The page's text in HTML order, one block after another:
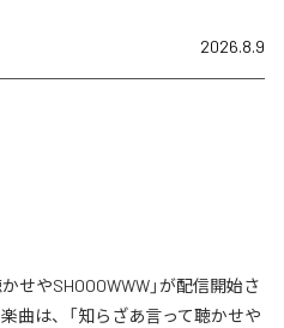
2026.8.9
せやSHOOOWWW」が配信開始さ
曲は、「知らざあ言って聴かせや